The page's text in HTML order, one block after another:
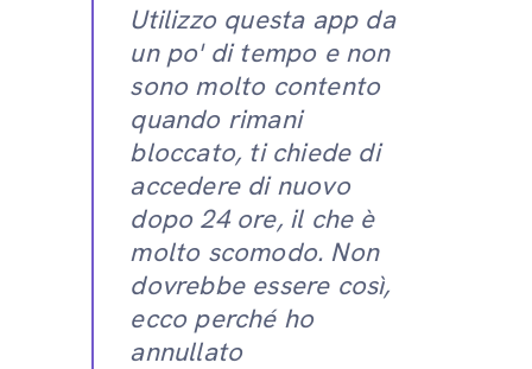
Utilizzo questa app da
un po' di tempo e non
sono molto contento
quando rimani
bloccato, ti chiede di
accedere di nuovo
dopo 24 ore, il che è
molto scomodo. Non
dovrebbe essere così,
ecco perché ho
annullato